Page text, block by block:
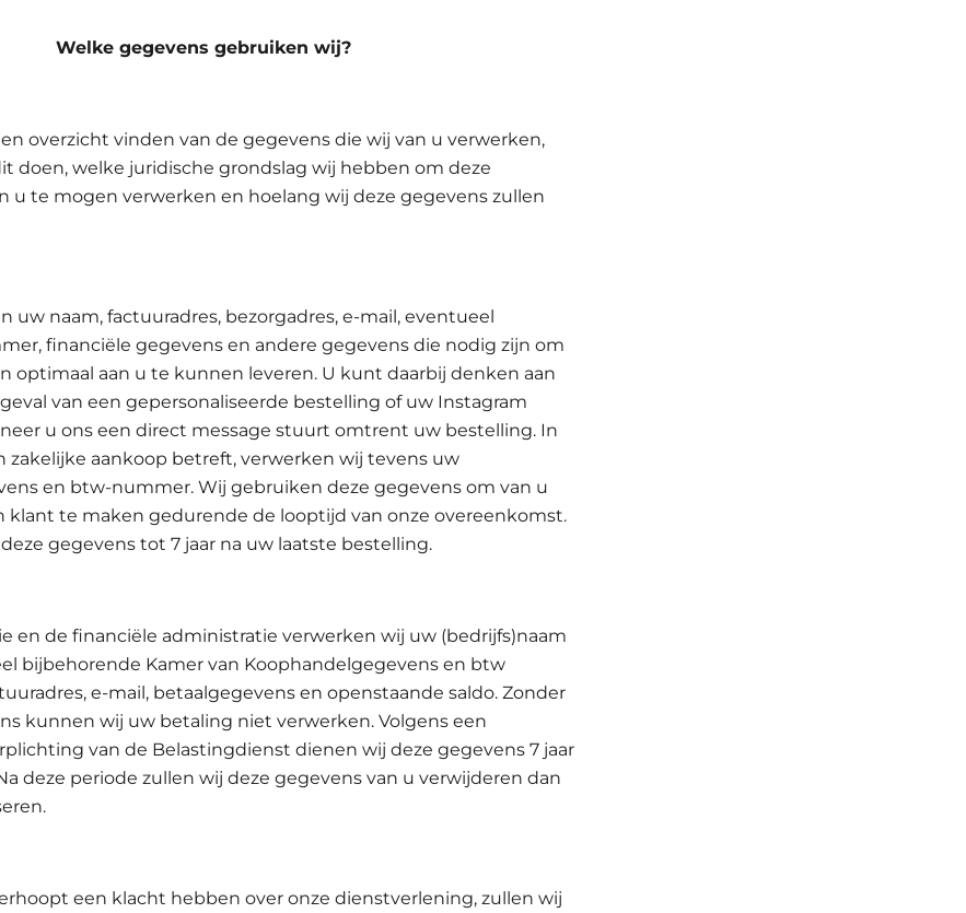
gegevens gebruiken wij?
overzicht vinden van de gegevens die wij van u verwerken,
doen, welke juridische grondslag wij hebben om deze
u te mogen verwerken en hoelang wij deze gegevens zullen
uw naam, factuuradres, bezorgadres, e-mail, eventueel
financiële gegevens en andere gegevens die nodig zijn om
optimaal aan u te kunnen leveren. U kunt daarbij denken aan
van een gepersonaliseerde bestelling of uw Instagram
u ons een direct message stuurt omtrent uw bestelling. In
zakelijke aankoop betreft, verwerken wij tevens uw
en btw-nummer. Wij gebruiken deze gegevens om van u
klant te maken gedurende de looptijd van onze overeenkomst.
gegevens tot 7 jaar na uw laatste bestelling.
en de financiële administratie verwerken wij uw (bedrijfs)naam
bijbehorende Kamer van Koophandelgegevens en btw
e-mail, betaalgegevens en openstaande saldo. Zonder
kunnen wij uw betaling niet verwerken. Volgens een
van de Belastingdienst dienen wij deze gegevens 7 jaar
deze periode zullen wij deze gegevens van u verwijderen dan
een klacht hebben over onze dienstverlening, zullen wij